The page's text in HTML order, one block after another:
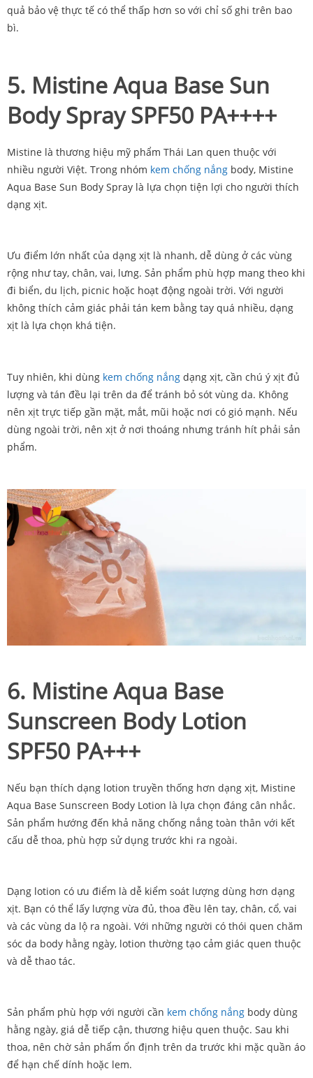
quả bảo vệ thực tế có thể thấp hơn so với chỉ số ghi trên bao
bì.
5. Mistine Aqua Base Sun
Body Spray SPF50 PA++++
Mistine là thương hiệu mỹ phẩm Thái Lan quen thuộc với
nhiều người Việt. Trong nhóm kem chống nắng body, Mistine
Aqua Base Sun Body Spray là lựa chọn tiện lợi cho người thích
dạng xịt.
Ưu điểm lớn nhất của dạng xịt là nhanh, dễ dùng ở các vùng
rộng như tay, chân, vai, lưng. Sản phẩm phù hợp mang theo khi
đi biển, du lịch, picnic hoặc hoạt động ngoài trời. Với người
không thích cảm giác phải tán kem bằng tay quá nhiều, dạng
xịt là lựa chọn khá tiện.
Tuy nhiên, khi dùng kem chống nắng dạng xịt, cần chú ý xịt đủ
lượng và tán đều lại trên da để tránh bỏ sót vùng da. Không
nên xịt trực tiếp gần mặt, mắt, mũi hoặc nơi có gió mạnh. Nếu
dùng ngoài trời, nên xịt ở nơi thoáng nhưng tránh hít phải sản
phẩm.
6. Mistine Aqua Base
Sunscreen Body Lotion
SPF50 PA+++
Nếu bạn thích dạng lotion truyền thống hơn dạng xịt, Mistine
Aqua Base Sunscreen Body Lotion là lựa chọn đáng cân nhắc.
Sản phẩm hướng đến khả năng chống nắng toàn thân với kết
cấu dễ thoa, phù hợp sử dụng trước khi ra ngoài.
Dạng lotion có ưu điểm là dễ kiểm soát lượng dùng hơn dạng
xịt. Bạn có thể lấy lượng vừa đủ, thoa đều lên tay, chân, cổ, vai
và các vùng da lộ ra ngoài. Với những người có thói quen chăm
sóc da body hằng ngày, lotion thường tạo cảm giác quen thuộc
và dễ thao tác.
Sản phẩm phù hợp với người cần kem chống nắng body dùng
hằng ngày, giá dễ tiếp cận, thương hiệu quen thuộc. Sau khi
thoa, nên chờ sản phẩm ổn định trên da trước khi mặc quần áo
để hạn chế dính hoặc lem.